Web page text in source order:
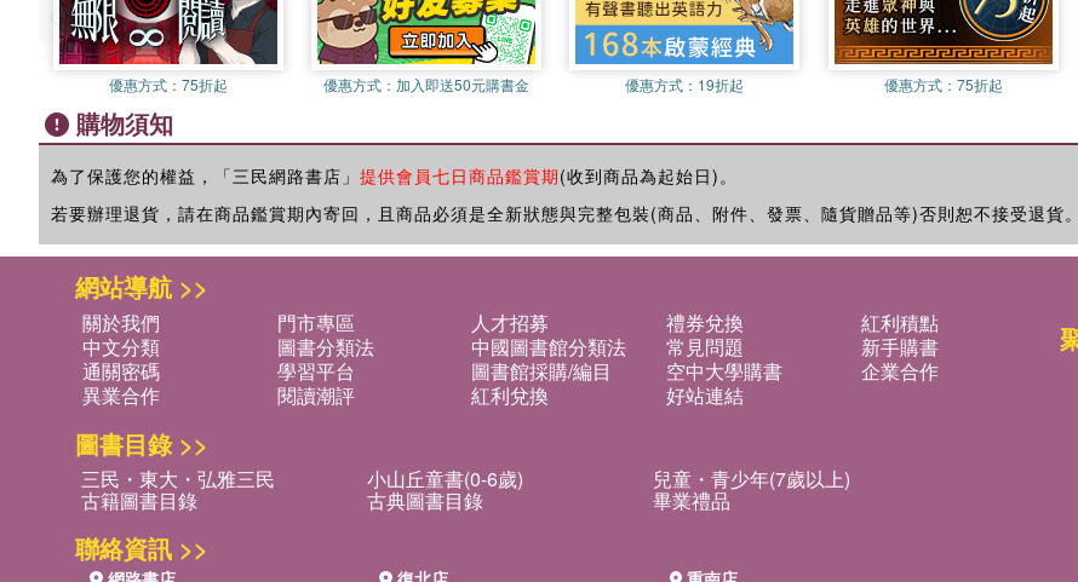
優惠方式： 75折起 優惠方式： 加入即送50元購書金 優惠方式： 19折起 優惠方式： 75折起
購物須知
為了保護您的權益，「三民網路書店」 提供會員七日商品鑑賞期(收到商品為起始日)。
若要辦理退貨，請在商品鑑賞期內寄回，且商品必須是全新狀態與完整包裝(商品、附件、發票、隨貨贈品等)否則恕不接受退貨。
網站導航 >>
關於我們 門市專區 人才招募 禮券兌換
紅利積點
中文分類
圖書分類法 中國圖書館分類法 常見問題
新手購書
通關密碼
學習平台 圖書館採購/編目 空中大學購書
企業合作
異業合作
閱讀潮評 紅利兌換 好站連結
圖書目錄 >>
三民・東大・弘雅三民 小山丘童書(0-6歲) 兒童・青少年(7歲以上)
古籍圖書目錄 古典圖書目錄 畢業禮品
聯絡資訊 >>